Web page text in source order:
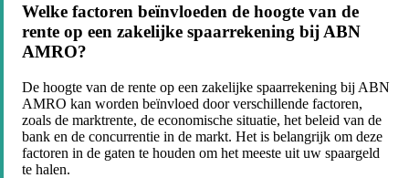
Welke factoren beïnvloeden de hoogte van de
rente op een zakelijke spaarrekening bij ABN
AMRO?
De hoogte van de rente op een zakelijke spaarrekening bij ABN
AMRO kan worden beïnvloed door verschillende factoren,
zoals de marktrente, de economische situatie, het beleid van de
bank en de concurrentie in de markt. Het is belangrijk om deze
factoren in de gaten te houden om het meeste uit uw spaargeld
te halen.